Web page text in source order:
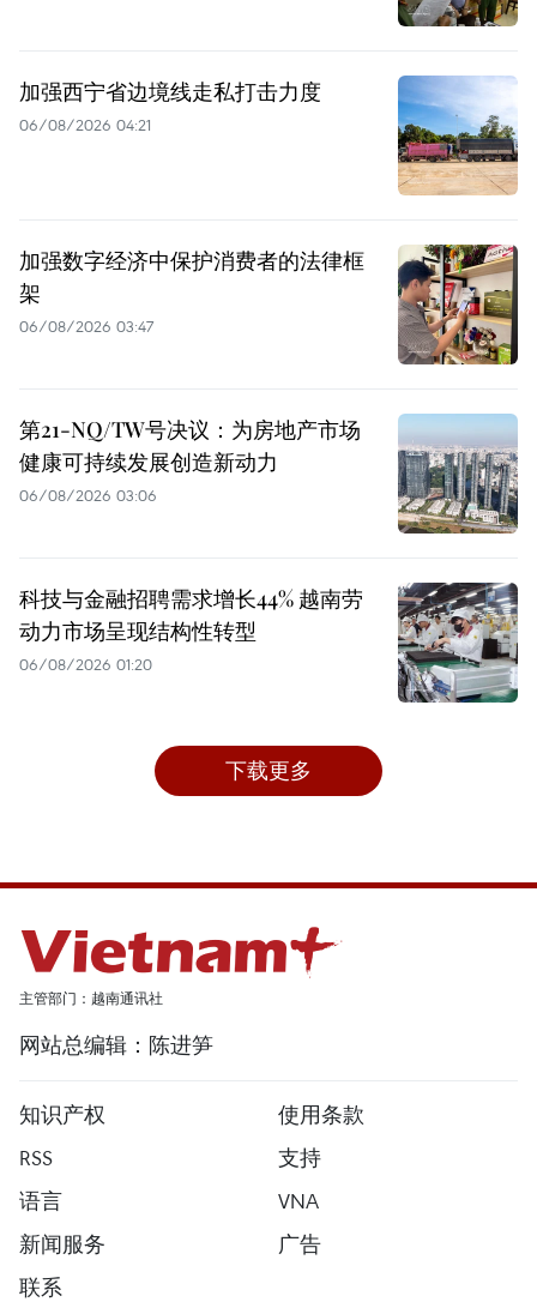
加强西宁省边境线走私打击力度
06/08/2026 04:21
加强数字经济中保护消费者的法律框
架
06/08/2026 03:47
第21-NQ/TW号决议：为房地产市场
健康可持续发展创造新动力
06/08/2026 03:06
科技与金融招聘需求增长44% 越南劳
动力市场呈现结构性转型
06/08/2026 01:20
下载更多
主管部门：越南通讯社
网站总编辑：陈进笋
知识产权
使用条款
RSS
支持
语言
VNA
新闻服务
广告
联系